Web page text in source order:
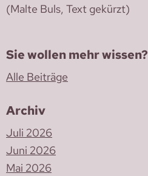
(Malte Buls, Text gekürzt)
Sie wollen mehr wissen?
Alle Beiträge
Archiv
Juli 2026
Juni 2026
Mai 2026